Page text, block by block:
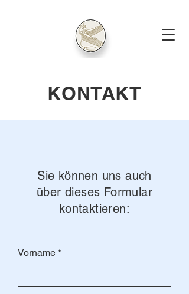
KONTAKT
Sie können uns auch
über dieses Formular
kontaktieren:
Vorname